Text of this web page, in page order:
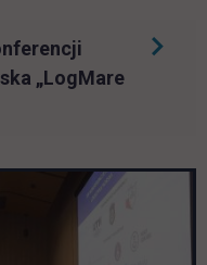
„LogMare
karcie